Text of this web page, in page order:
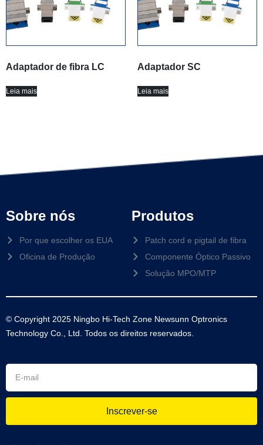
Adaptador de fibra LC
Leia mais
Adaptador SC
Leia mais
Sobre nós
Por que escolher os EUA
Oficina de Produção
Produtos
Patch cord e pigtail de fibra
Componente Óptico Passivo
Solução MPO/MTP
© Copyright 2025 Ningbo Hi-Tech Zone Newsunn Optronics
Technology Co., Ltd. Todos os direitos reservados.
Inscrever-se